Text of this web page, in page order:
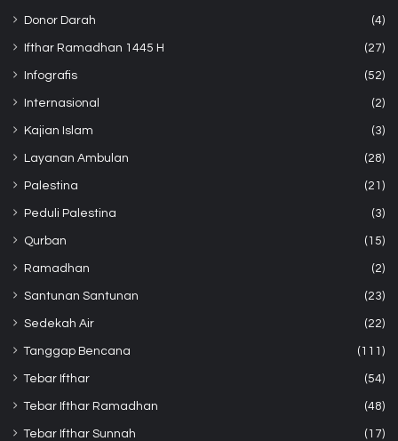
Donor Darah (4)
Ifthar Ramadhan 1445 H (27)
Infografis (52)
Internasional (2)
Kajian Islam (3)
Layanan Ambulan (28)
Palestina (21)
Peduli Palestina (3)
Qurban (15)
Ramadhan (2)
Santunan Santunan (23)
Sedekah Air (22)
Tanggap Bencana (111)
Tebar Ifthar (54)
Tebar Ifthar Ramadhan (48)
Tebar Ifthar Sunnah (17)